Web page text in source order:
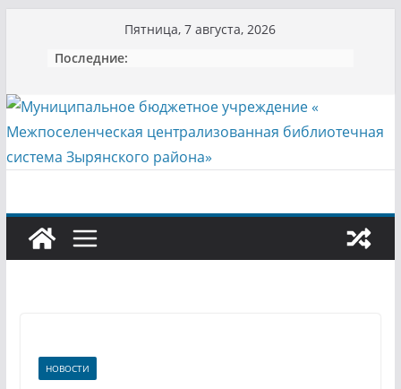
содержимому
Пятница, 7 августа, 2026
Последние:
НОВОСТИ